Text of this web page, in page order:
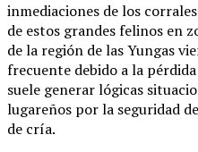
inmediaciones de los
de estos grandes felinos en
de la región de las Yungas
frecuente debido a la
suele generar lógicas
lugareños por la seguridad
de cría.